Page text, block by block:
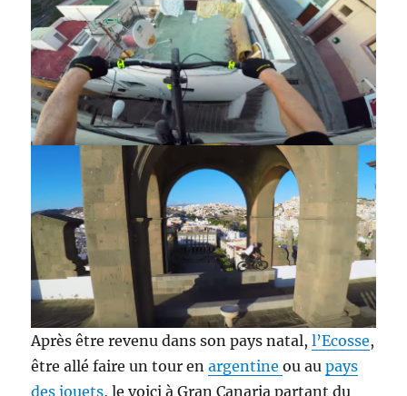
Après être revenu dans son pays natal,l’Ecosse,
être allé faire un tour enargentineou aupays
des jouets, le voici à Gran Canaria partant du